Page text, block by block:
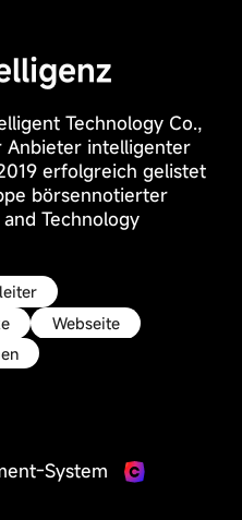
System
Technology Co.,
Anbieter intelligenter
erfolgreich gelistet
börsennotierter
Technology
Webseite
System